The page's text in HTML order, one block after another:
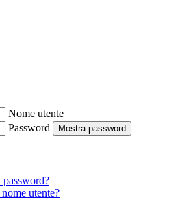
Nome utente
Password
Mostra password
utente?